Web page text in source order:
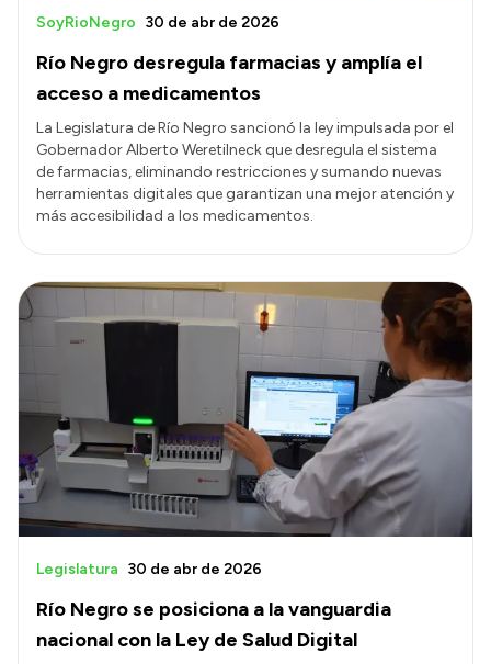
Compras y licitaciones
Consulta de pago a proveedores
Convocatorias
Intranet
Login
Río Negro desregula farmacias y amplía el
acceso a medicamentos
SoyRioNegro 30 de abr de 2026
La Legislatura de Río Negro sancionó la ley impulsada por el
Gobernador Alberto Weretilneck que desregula el sistema
de farmacias, eliminando restricciones y sumando nuevas
herramientas digitales que garantizan una mejor atención y
más accesibilidad a los medicamentos.
Río Negro se posiciona a la vanguardia
nacional con la Ley de Salud Digital
Legislatura 30 de abr de 2026